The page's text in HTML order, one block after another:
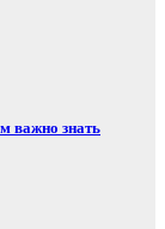
важно знать